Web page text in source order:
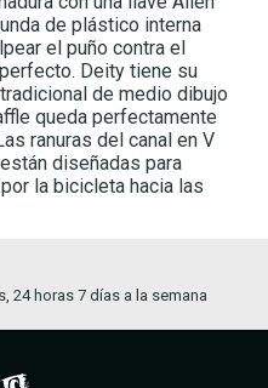
de plástico interna
el puño contra el
Deity tiene su
de medio dibujo
queda perfectamente
ranuras del canal en V
diseñadas para
la bicicleta hacia las
24 horas 7 días a la semana